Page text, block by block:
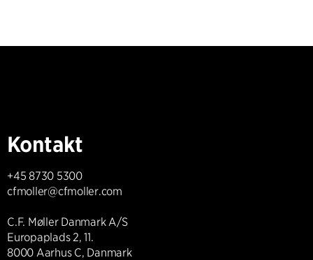
Kontakt
+45 8730 5300
cfmoller@cfmoller.com
C.F. Møller Danmark A/S
Europaplads 2, 11.
8000 Aarhus C, Danmark